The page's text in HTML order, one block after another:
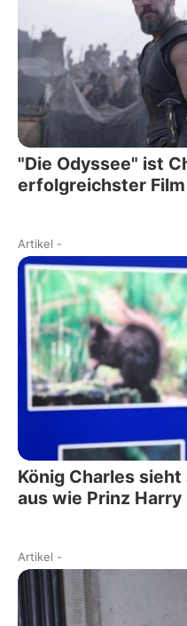
"Die Odyssee" ist
erfolgreichster Film
Artikel -
König Charles
aus wie Prinz Harry
Artikel -